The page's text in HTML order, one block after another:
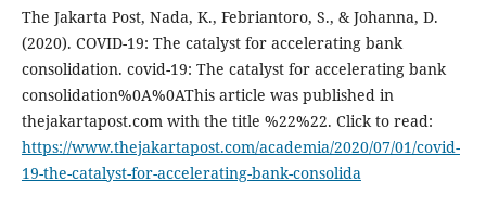
The Jakarta Post, Nada, K., Febriantoro, S., & Johanna, D.
(2020). COVID-19: The catalyst for accelerating bank
consolidation. covid-19: The catalyst for accelerating bank
consolidation%0A%0AThis article was published in
thejakartapost.com with the title %22%22. Click to read:
https://www.thejakartapost.com/academia/2020/07/01/covid-
19-the-catalyst-for-accelerating-bank-consolida